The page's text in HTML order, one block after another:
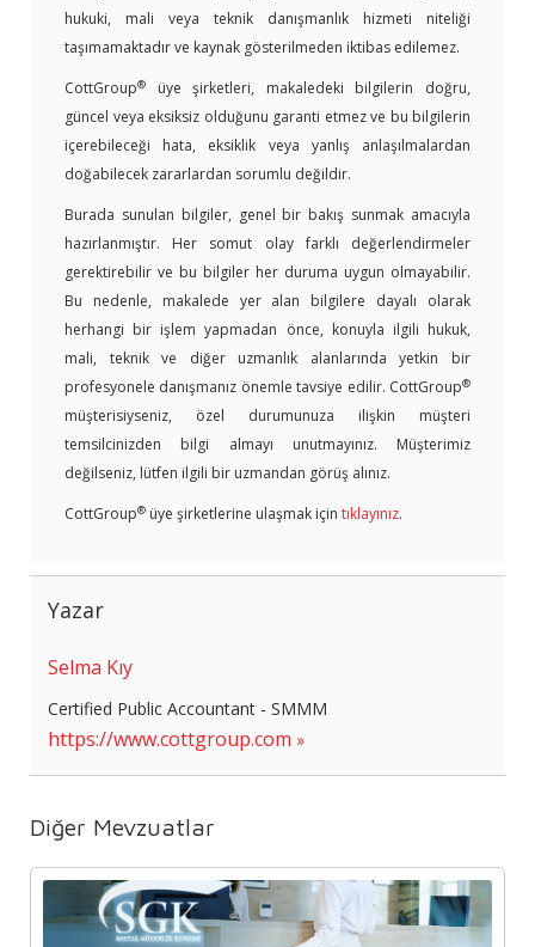
hukuki, mali veya teknik danışmanlık hizmeti niteliği
taşımamaktadır ve kaynak gösterilmeden iktibas edilemez.
CottGroup®
üye şirketleri, makaledeki bilgilerin doğru,
güncel veya eksiksiz olduğunu garanti etmez ve bu bilgilerin
içerebileceği hata, eksiklik veya yanlış anlaşılmalardan
doğabilecek zararlardan sorumlu değildir.
Burada sunulan bilgiler, genel bir bakış sunmak amacıyla
hazırlanmıştır. Her somut olay farklı değerlendirmeler
gerektirebilir ve bu bilgiler her duruma uygun olmayabilir.
Bu nedenle, makalede yer alan bilgilere dayalı olarak
herhangi bir işlem yapmadan önce, konuyla ilgili hukuk,
mali, teknik ve diğer uzmanlık alanlarında yetkin bir
profesyonele danışmanız önemle tavsiye edilir. CottGroup®
müşterisiyseniz, özel durumunuza ilişkin müşteri
temsilcinizden bilgi almayı unutmayınız. Müşterimiz
değilseniz, lütfen ilgili bir uzmandan görüş alınız.
CottGroup® üye şirketlerine ulaşmak için tıklayınız.
Yazar
Selma Kıy
Certified Public Accountant - SMMM
https://www.cottgroup.com
Diğer Mevzuatlar